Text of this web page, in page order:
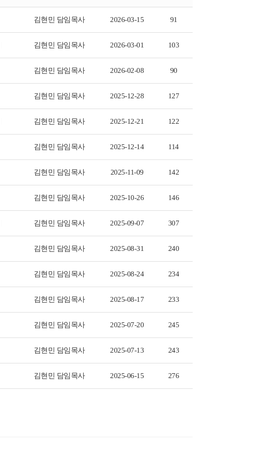
김현민 담임목사 2026-03-15 91
김현민 담임목사 2026-03-01 103
김현민 담임목사 2026-02-08 90
김현민 담임목사 2025-12-28 127
김현민 담임목사 2025-12-21 122
김현민 담임목사 2025-12-14 114
김현민 담임목사 2025-11-09 142
김현민 담임목사 2025-10-26 146
김현민 담임목사 2025-09-07 307
김현민 담임목사 2025-08-31 240
김현민 담임목사 2025-08-24 234
김현민 담임목사 2025-08-17 233
김현민 담임목사 2025-07-20 245
김현민 담임목사 2025-07-13 243
김현민 담임목사 2025-06-15 276